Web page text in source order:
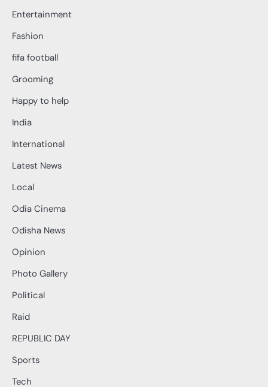
Entertainment
Fashion
fifa football
Grooming
Happy to help
India
International
Latest News
Local
Odia Cinema
Odisha News
Opinion
Photo Gallery
Political
Raid
REPUBLIC DAY
Sports
Tech